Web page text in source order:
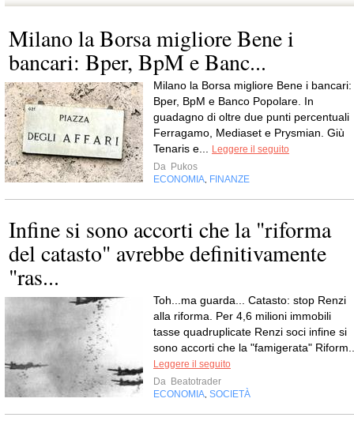
Milano la Borsa migliore Bene i
bancari: Bper, BpM e Banc...
Milano la Borsa migliore Bene i bancari:
Bper, BpM e Banco Popolare. In
guadagno di oltre due punti percentuali
Ferragamo, Mediaset e Prysmian. Giù
Tenaris e...
Leggere il seguito
Da Pukos
ECONOMIA FINANZE
Infine si sono accorti che la "riforma
del catasto" avrebbe definitivamente
"ras...
Toh...ma guarda... Catasto: stop Renzi
alla riforma. Per 4,6 milioni immobili
tasse quadruplicate Renzi soci infine si
sono accorti che la "famigerata"
Leggere il seguito
Da Beatotrader
ECONOMIA SOCIETÀ